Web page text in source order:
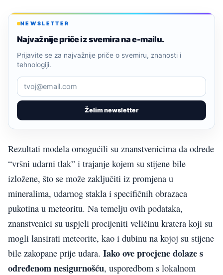
NEWSLETTER
Najvažnije priče iz svemira na e-mailu.
Želim newsletter
Prijavite se za najvažnije priče o svemiru, znanosti i
tehnologiji.
Rezultati modela omogućili su znanstvenicima da odrede
“vršni udarni tlak” i trajanje kojem su stijene bile
izložene, što se može zaključiti iz promjena u
mineralima, udarnog stakla i specifičnih obrazaca
pukotina u meteoritu. Na temelju ovih podataka,
znanstvenici su uspjeli procijeniti veličinu kratera koji su
mogli lansirati meteorite, kao i dubinu na kojoj su stijene
bile zakopane prije udara. Iako ove procjene dolaze s
određenom nesigurnošću, usporedbom s lokalnom